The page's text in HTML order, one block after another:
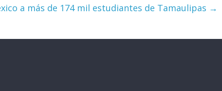
a más de 174 mil estudiantes de Tamaulipas →